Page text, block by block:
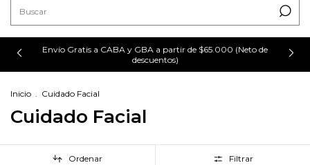
Envío Gratis a CABA y GBA a partir de $65.000 (Neto de
descuentos)
Inicio . Cuidado Facial
Cuidado Facial
Ordenar Filtrar